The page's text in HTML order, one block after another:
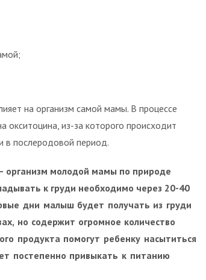
на организм самой мамы. В процессе
окситоцина, из-за которого происходит
в послеродовой период.
организм молодой мамы по природе
к груди необходимо через 20-40
дни малыш будет получать из груди
но содержит огромное количество
продукта помогут ребенку насытиться
постепенно привыкать к питанию